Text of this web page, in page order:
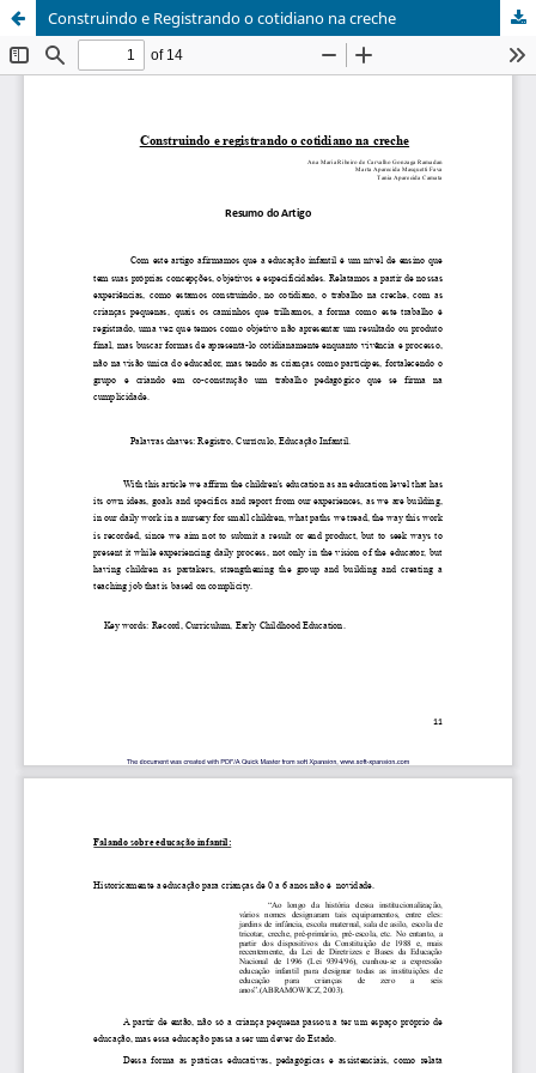
Construindo e Registrando o cotidiano na creche